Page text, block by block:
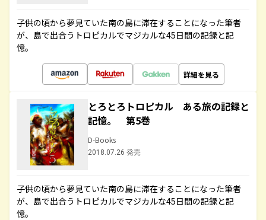
子供の頃から夢見ていた南の島に滞在することになった筆者
が、島で出合うトロピカルでマジカルな45日間の記録と記
憶。
詳細を見る
とろとろトロピカル ある旅の記録と
記憶。 第5巻
D-Books
2018.07.26 発売
子供の頃から夢見ていた南の島に滞在することになった筆者
が、島で出合うトロピカルでマジカルな45日間の記録と記
憶。